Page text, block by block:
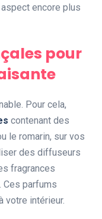
encore plus
pour
Pour cela,
contenant des
le romarin, sur vos
des diffuseurs
fragrances
. Ces parfums
votre intérieur.